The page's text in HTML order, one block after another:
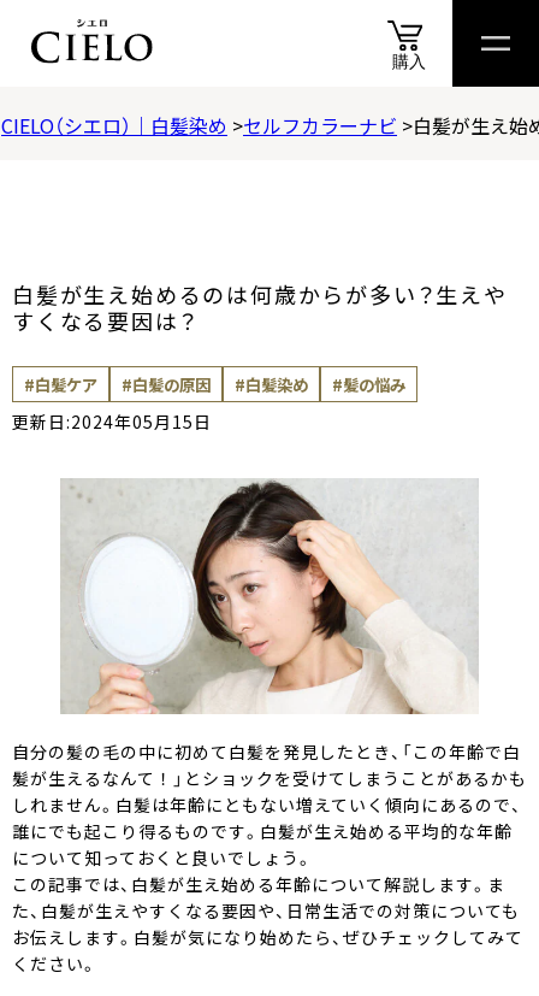
商品情報 商品比較表おすすめアイテム診断スペシャルコンテ
購入
商品情報
ヘアカラークリーム
ムースカラー
ヘアカラーミルキー
ワンデー白髪かくし
オイルインヘアマニキュア
オンラインショップ限定商品
商品比較表
おすすめアイテム診断
スペシャルコンテンツ
CIELO（シエロ）｜白髪染め セルフカラーナビ 白髪が生え始
白髪が生え始めるのは何歳からが多い？生えや
すくなる要因は？
#白髪ケア #白髪の原因 #白髪染め
#髪の悩み
更新日:2024年05月15日
自分の髪の毛の中に初めて白髪を発見したとき、「この年齢で白
髪が生えるなんて！」とショックを受けてしまうことがあるかも
しれません。白髪は年齢にともない増えていく傾向にあるので、
誰にでも起こり得るものです。白髪が生え始める平均的な年齢
について知っておくと良いでしょう。
この記事では、白髪が生え始める年齢について解説します。ま
た、白髪が生えやすくなる要因や、日常生活での対策についても
お伝えします。白髪が気になり始めたら、ぜひチェックしてみて
ください。